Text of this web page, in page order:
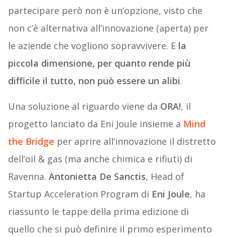
partecipare però non è un’opzione, visto che
non c’è alternativa all’innovazione (aperta) per
le aziende che vogliono sopravvivere. E la
piccola dimensione, per quanto rende più
difficile il tutto, non può essere un alibi.
Una soluzione al riguardo viene da ORA!, il
progetto lanciato da Eni Joule insieme a Mind
the Bridge per aprire all’innovazione il distretto
dell’oil & gas (ma anche chimica e rifiuti) di
Ravenna. Antonietta De Sanctis, Head of
Startup Acceleration Program di Eni Joule, ha
riassunto le tappe della prima edizione di
quello che si può definire il primo esperimento